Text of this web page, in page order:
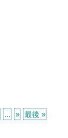
... » 最後 »